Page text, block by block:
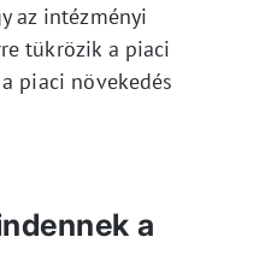
az intézményi
tükrözik a piaci
piaci növekedés
a